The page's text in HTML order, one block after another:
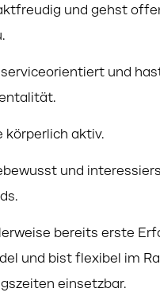
und gehst
und
körperlich aktiv.
und
bereits erste
und bist flexibel im
einsetzbar.